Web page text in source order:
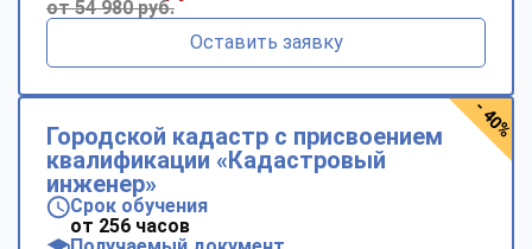
от 54 980 руб.
Оставить заявку
Городской кадастр с присвоением
квалификации «Кадастровый
инженер»
Срок обучения
от 256 часов
- 40%